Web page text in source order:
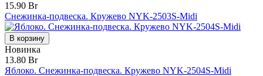
15.90 Br
Снежинка-подвеска. Кружево NYK-2503S-Midi
В корзину
Новинка
13.80 Br
Яблоко. Снежинка-подвеска. Кружево NYK-2504S-Midi